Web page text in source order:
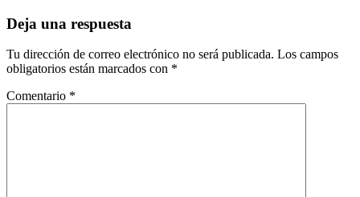
Deja una respuesta
Tu dirección de correo electrónico no será publicada. Los campos
obligatorios están marcados con *
Comentario *